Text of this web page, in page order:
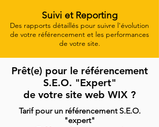
Suivi et Reporting
Des rapports détaillés pour suivre l'évolution
de votre référencement et les performances
de votre site.
Prêt(e) pour le référencement
S.E.O. "Expert"
de votre site web WIX ?
Tarif pour un référencement S.E.O.
"expert"